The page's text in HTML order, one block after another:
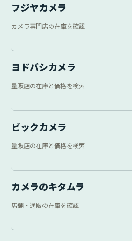
フジヤカメラ
カメラ専門店の在庫を確認
ヨドバシカメラ
量販店の在庫と価格を検索
ビックカメラ
量販店の在庫と価格を検索
カメラのキタムラ
店舗・通販の在庫を確認